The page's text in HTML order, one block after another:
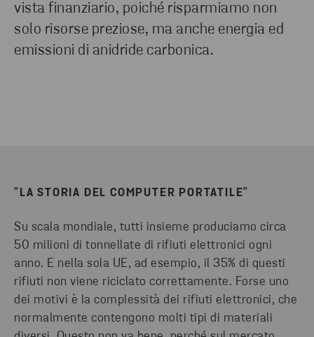
vista finanziario, poiché risparmiamo non
solo risorse preziose, ma anche energia ed
emissioni di anidride carbonica.
"LA STORIA DEL COMPUTER PORTATILE"
Su scala mondiale, tutti insieme produciamo circa
50 milioni di tonnellate di rifiuti elettronici ogni
anno. E nella sola UE, ad esempio, il 35% di questi
rifiuti non viene riciclato correttamente. Forse uno
dei motivi è la complessità dei rifiuti elettronici, che
normalmente contengono molti tipi di materiali